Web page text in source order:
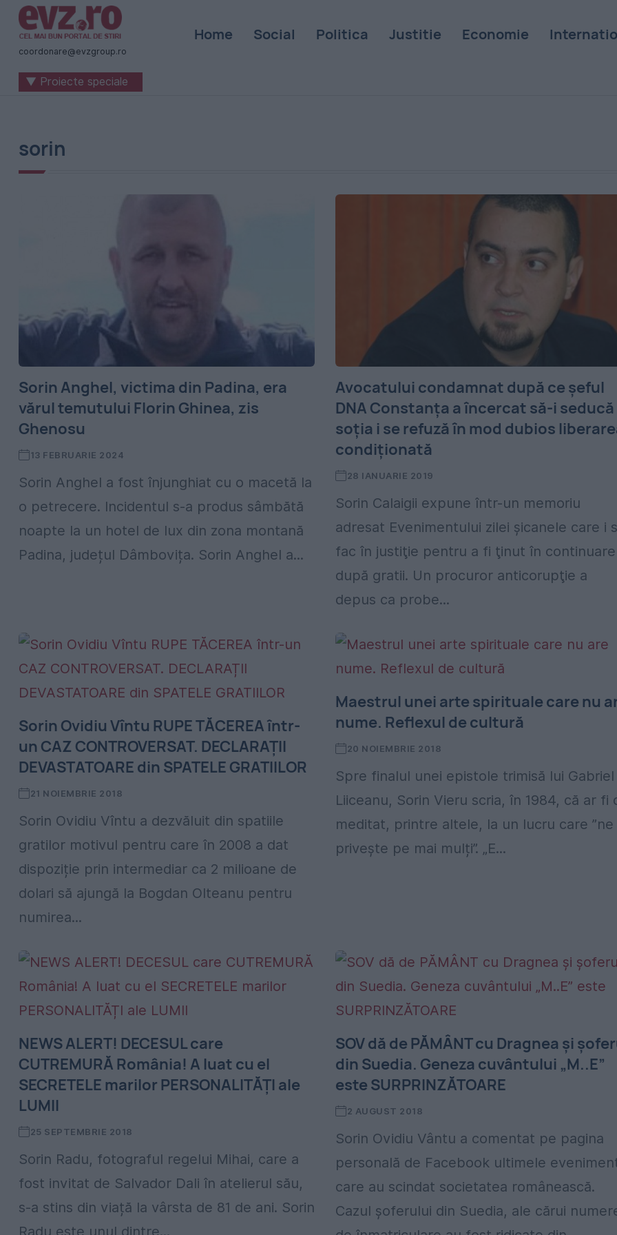
Știri
naționale
internaționale
România
-
coordonare@evzgroup.ro
Home Social Politica Justitie Economie
▼ Proiecte speciale
sorin
Sorin Anghel, victima din Padina, era
vărul temutului Florin Ghinea, zis
Ghenosu
13 FEBRUARIE 2024
Sorin Anghel a fost înjunghiat cu o macetă la
o petrecere. Incidentul s-a produs sâmbătă
noapte la un hotel de lux din zona montană
Padina, județul Dâmbovița. Sorin Anghel a...
Avocatului condamnat după ce şeful
DNA Constanţa a încercat să-i seducă
soţia i se refuză în mod dubios
condiţionată
28 IANUARIE 2019
Sorin Calaigii expune într-un memoriu
adresat Evenimentului zilei şicanele care i
fac în justiţie pentru a fi ţinut în continuare
după gratii. Un procuror anticorupţie a
depus ca probe...
Sorin Ovidiu Vîntu RUPE TĂCEREA într-
un CAZ CONTROVERSAT. DECLARAȚII
DEVASTATOARE din SPATELE GRATIILOR
21 NOIEMBRIE 2018
Sorin Ovidiu Vîntu a dezvăluit din spatiile
gratilor motivul pentru care în 2008 a dat
dispoziție prin intermediar ca 2 milioane de
dolari să ajungă la Bogdan Olteanu pentru
numirea...
Maestrul unei arte spirituale care nu
nume. Reflexul de cultură
20 NOIEMBRIE 2018
Spre finalul unei epistole trimisă lui Gabriel
Liiceanu, Sorin Vieru scria, în 1984, că ar fi
meditat, printre altele, la un lucru care ”ne
privește pe mai mulți”. „E...
NEWS ALERT! DECESUL care
CUTREMURĂ România! A luat cu el
SECRETELE marilor PERSONALITĂȚI ale
LUMII
25 SEPTEMBRIE 2018
Sorin Radu, fotograful regelui Mihai, care a
fost invitat de Salvador Dali în atelierul său,
s-a stins din viață la vârsta de 81 de ani. Sorin
Radu este unul dintre...
SOV dă de PĂMÂNT cu Dragnea și
din Suedia. Geneza cuvântului „M..E”
este SURPRINZĂTOARE
2 AUGUST 2018
Sorin Ovidiu Vântu a comentat pe pagina
personală de Facebook ultimele
care au scindat societatea românească.
Cazul șoferului din Suedia, ale cărui